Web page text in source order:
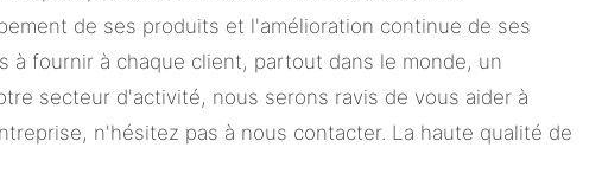
de ses produits et l'amélioration continue de ses
à fournir à chaque client, partout dans le monde, un
secteur d'activité, nous serons ravis de vous aider à
n'hésitez pas à nous contacter. La haute qualité de